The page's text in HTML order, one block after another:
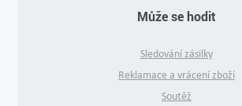
Může se hodit
Sledování zásilky
Reklamace a vrácení zboží
Soutěž